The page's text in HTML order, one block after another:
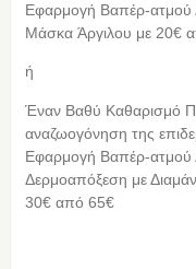
Εφαρμογή Βαπέρ-ατμού
Μάσκα Άργιλου με 20€
ή
Έναν Βαθύ Καθαρισμό
αναζωογόνηση της
Εφαρμογή Βαπέρ-ατμού
Δερμοαπόξεση με
30€ από 65€